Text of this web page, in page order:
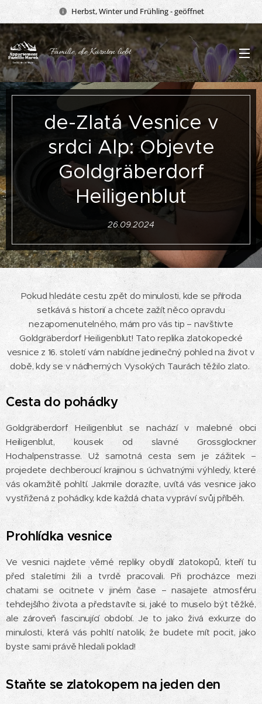
Herbst, Winter und Frühling - geöffnet
Familie, die Kärnten liebt
de-Zlatá Vesnice v
srdci Alp: Objevte
Goldgräberdorf
Heiligenblut
26.09.2024
Pokud hledáte cestu zpět do minulosti, kde se příroda
setkává s historií a chcete zažít něco opravdu
nezapomenutelného, mám pro vás tip – navštivte
Goldgräberdorf Heiligenblut! Tato replika zlatokopecké
vesnice z 16. století vám nabídne jedinečný pohled na život v
době, kdy se v nádherných Vysokých Taurách těžilo zlato.
Cesta do pohádky
Goldgräberdorf Heiligenblut se nachází v malebné obci
Heiligenblut, kousek od slavné Grossglockner
Hochalpenstrasse. Už samotná cesta sem je zážitek –
projedete dechberoucí krajinou s úchvatnými výhledy, které
vás okamžitě pohltí. Jakmile dorazíte, uvítá vás vesnice jako
vystřižená z pohádky, kde každá chata vypráví svůj příběh.
Prohlídka vesnice
Ve vesnici najdete věrné repliky obydlí zlatokopů, kteří tu
před staletími žili a tvrdě pracovali. Při procházce mezi
chatami se ocitnete v jiném čase – nasajete atmosféru
tehdejšího života a představíte si, jaké to muselo být těžké,
ale zároveň fascinující období. Je to jako živá exkurze do
minulosti, která vás pohltí natolik, že budete mít pocit, jako
byste sami právě hledali poklad!
Staňte se zlatokopem na jeden den